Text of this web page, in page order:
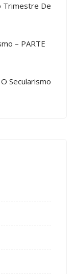
Trimestre De
– PARTE
Secularismo